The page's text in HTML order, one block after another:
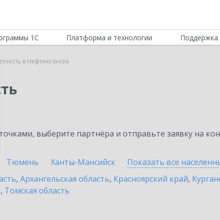
1С Платформа и технологии Поддержка
в Нефтеюганске
выберите партнёра и отправьте заявку на
Тюмень Ханты-Мансийск Показать все
, Архангельская область, Красноярский край,
, Томская область